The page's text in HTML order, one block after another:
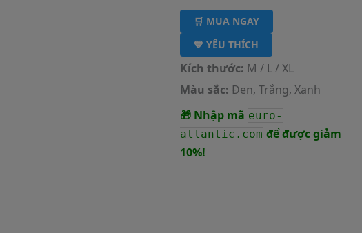
🛒 MUA NGAY
💙 YÊU THÍCH
Kích thước: M / L / XL
Màu sắc: Đen, Trắng, Xanh
🎁 Nhập mã euro-
atlantic.com để được giảm
10%!